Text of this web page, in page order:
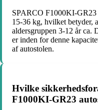
SPARCO F1000KI-GR23
15-36 kg, hvilket betyder,
aldersgruppen 3-12 år ca.
er inden for denne
af autostolen.
Hvilke
F1000KI-GR23